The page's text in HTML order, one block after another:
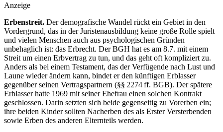
Anzeige
Erbenstreit. Der demografische Wandel rückt ein Gebiet in den
Vordergrund, das in der Juristenausbildung keine große Rolle spielt
und vielen Menschen auch aus psychologischen Gründen
unbehaglich ist: das Erbrecht. Der BGH hat es am 8.7. mit einem
Streit um einen Erbvertrag zu tun, und das geht oft kompliziert zu.
Anders als bei einem Testament, das der Verfügende nach Lust und
Laune wieder ändern kann, bindet er den künftigen Erblasser
gegenüber seinen Vertragspartnern (§§ 2274 ff. BGB). Der spätere
Erblasser hatte 1969 mit seiner Ehefrau einen solchen Kontrakt
geschlossen. Darin setzten sich beide gegenseitig zu Vorerben ein;
ihre beiden Kinder sollten Nacherben des als Erster Versterbenden
sowie Erben des anderen Elternteils werden.